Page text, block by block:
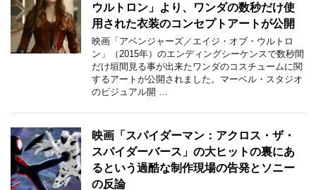
ウルトロン」より、ワンダの数秒だけ使
用された衣装のコンセプトアートが公開
映画「アベンジャーズ／エイジ・オブ・ウルトロ
ン」（2015年）のエンディングシーケンスで数秒間
だけ垣間見る事が出来たワンダのコスチュームに関
するアートが公開されました。マーベル・スタジオ
のビジュアル開 …
映画「スパイダーマン：アクロス・ザ・
スパイダーバース」の大ヒットの裏にあ
るという過酷な制作現場の告発とソニー
の反論